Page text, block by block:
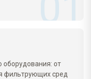
оборудования: от
фильтрующих сред